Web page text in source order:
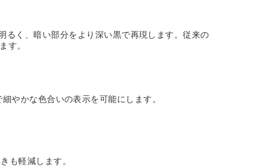
るく、暗い部分をより深い黒で再現します。従来の
す。
やかな色合いの表示を可能にします。
も軽減します。